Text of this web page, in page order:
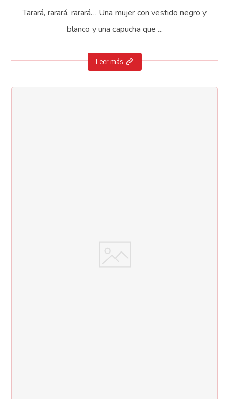
Tarará, rarará, rarará… Una mujer con vestido negro y
blanco y una capucha que ...
Leer más